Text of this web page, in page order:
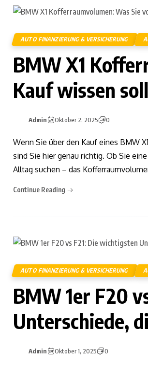
AUTO FINANZIERUNG & VERSICHERUNG
BMW X1
Kauf wissen
Admin Oktober 2, 2025 0
Wenn Sie über den Kauf eines BMW
sind Sie hier genau richtig. Ob Sie
Alltag suchen – das
Continue Reading
AUTO FINANZIERUNG & VERSICHERUNG
BMW 1er F20
Unterschiede,
Admin Oktober 1, 2025 0